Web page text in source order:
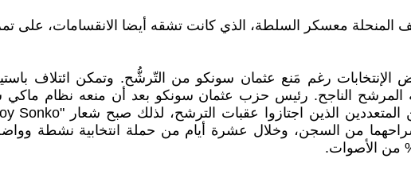
المنحلة معسكر السلطة، الذي كانت تشقه أيضا الانقسامات، على
رغم مَنع عثمان سونكو من التّرشُّح. وتمكن ائتلاف
حملة المرشح الناجح. رئيس حزب عثمان سونكو بعد أن منعه نظام
من السجن، وخلال عشرة أيام من حملة انتخابية نشطة